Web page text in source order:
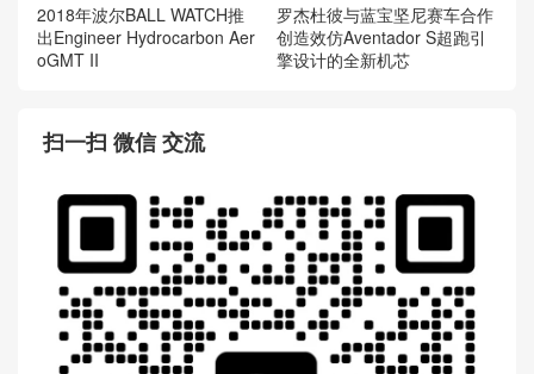
2018年波尔BALL WATCH推
出Engineer Hydrocarbon Aer
oGMT II
罗杰杜彼与蓝宝坚尼赛车合作
创造效仿Aventador S超跑引
擎设计的全新机芯
扫一扫 微信 交流